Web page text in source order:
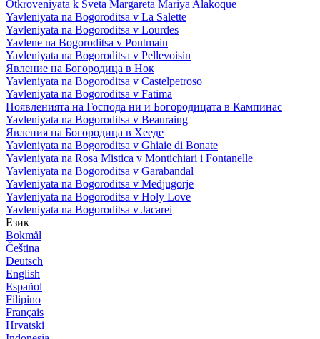
Otkroveniyata k Sveta Margareta Mariya Alakoque
Yavleniyata na Bogoroditsa v La Salette
Yavleniyata na Bogoroditsa v Lourdes
Yavlene na Bogoroditsa v Pontmain
Yavleniyata na Bogoroditsa v Pellevoisin
Явление на Богородица в Нок
Yavleniyata na Bogoroditsa v Castelpetroso
Yavleniyata na Bogoroditsa v Fatima
Появленията на Господа ни и Богородицата в Кампинас
Yavleniyata na Bogoroditsa v Beauraing
Явления на Богородица в Хееде
Yavleniyata na Bogoroditsa v Ghiaie di Bonate
Yavleniyata na Rosa Mistica v Montichiari i Fontanelle
Yavleniyata na Bogoroditsa v Garabandal
Yavleniyata na Bogoroditsa v Medjugorje
Yavleniyata na Bogoroditsa v Holy Love
Yavleniyata na Bogoroditsa v Jacarei
Език
Bokmål
Čeština
Deutsch
English
Español
Filipino
Français
Hrvatski